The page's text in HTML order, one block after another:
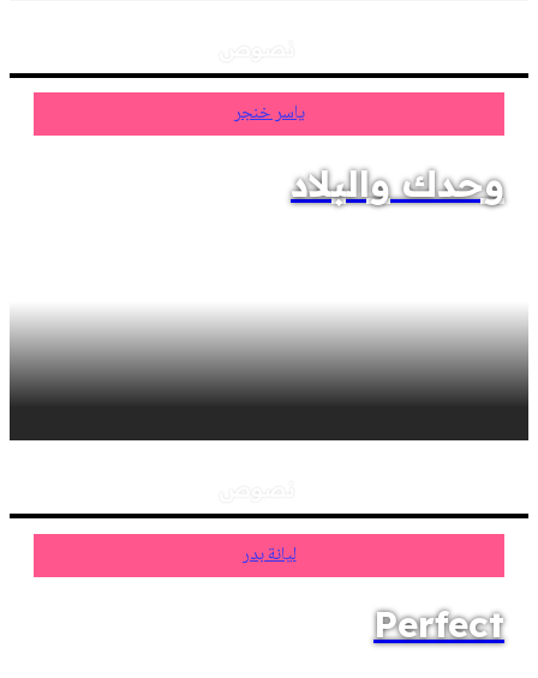
ياسر خنجر
وحدك والبلاد
ليانة بدر
Perfect